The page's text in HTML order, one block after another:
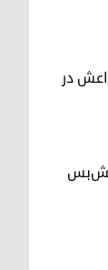
داعش در
آتش‌بس